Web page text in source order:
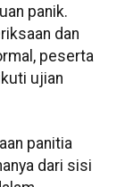
panik.
dan
peserta
ujian
panitia
dari sisi